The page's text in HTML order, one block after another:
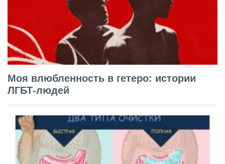
Моя влюбленность в гетеро: истории
ЛГБТ-людей